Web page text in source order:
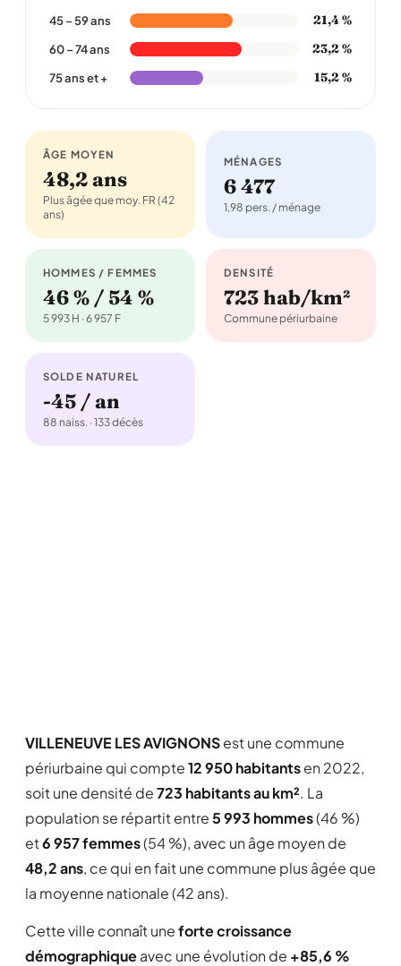
45 – 59 ans 21,4 %
60 – 74 ans 23,2 %
75 ans et + 15,2 %
ÂGE MOYEN
48,2 ans
Plus âgée que moy. FR (42
ans)
MÉNAGES
6 477
1,98 pers. / ménage
HOMMES / FEMMES
46 % / 54 %
5 993 H · 6 957 F
DENSITÉ
723 hab/km²
Commune périurbaine
SOLDE NATUREL
-45 / an
88 naiss. · 133 décès
VILLENEUVE LES AVIGNONSest une commune
périurbaine qui compte12 950 habitantsen 2022,
soit une densité de723 habitants au km². La
population se répartit entre5 993 hommes(46 %)
et6 957 femmes(54 %), avec un âge moyen de
48,2 ans, ce qui en fait une commune plus âgée que
la moyenne nationale (42 ans).
Cette ville connaît uneforte croissance
démographiqueavec une évolution de +85,6 %